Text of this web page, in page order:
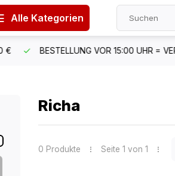
Alle Kategorien
VERSAND AM GLEICHEN WERKTAG*
Richa
0 Produkte Seite 1 von 1